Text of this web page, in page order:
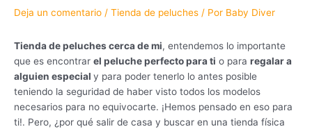
Deja un comentario / Tienda de peluches / Por Baby Diver
Tienda de peluches cerca de mi, entendemos lo importante
que es encontrar el peluche perfecto para ti o para regalar a
alguien especial y para poder tenerlo lo antes posible
teniendo la seguridad de haber visto todos los modelos
necesarios para no equivocarte. ¡Hemos pensado en eso para
ti!. Pero, ¿por qué salir de casa y buscar en una tienda física